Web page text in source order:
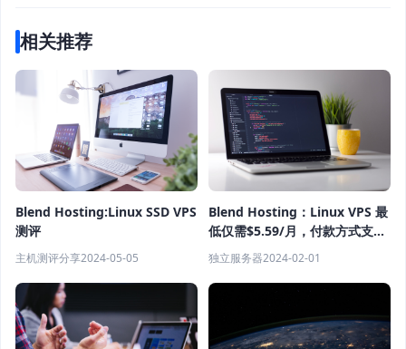
相关推荐
Blend Hosting:Linux SSD VPS
测评
主机测评分享2024-05-05
Blend Hosting：Linux VPS 最
低仅需$5.59/月，付款方式支持
贝宝等等
独立服务器2024-02-01